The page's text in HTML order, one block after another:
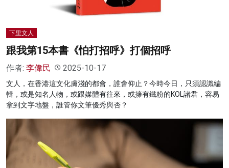
下里文人
跟我第15本書《怕打招呼》打個招呼
作者: 李偉民 2025-10-17
文人，在香港這文化膚淺的都會，誰會仰止？今時今日，只須認識編
輯，或是知名人物，或跟媒體有往來，或擁有鐵粉的KOL諸君，容易
拿到文字地盤，誰管你文筆優秀與否？